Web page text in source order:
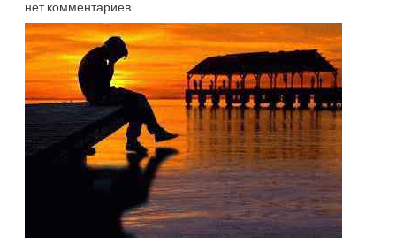
нет комментариев